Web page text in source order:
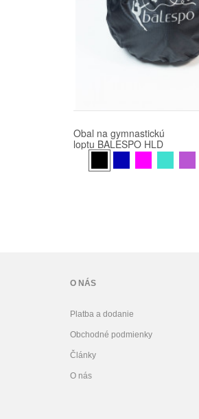
Obal na gymnastickú
loptu BALESPO HLD
850
O NÁS
Platba a dodanie
Obchodné podmienky
Články
O nás